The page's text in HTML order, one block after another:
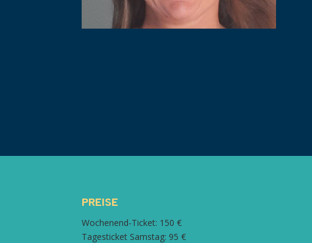
PREISE
Wochenend-Ticket: 150 €
Tagesticket Samstag: 95 €